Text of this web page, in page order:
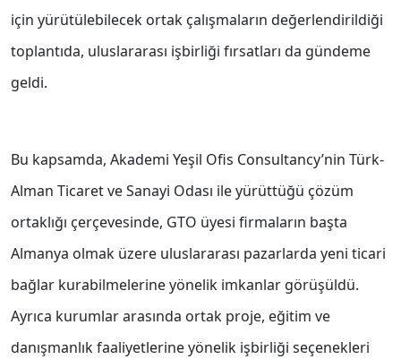
için yürütülebilecek ortak çalışmaların değerlendirildiği
toplantıda, uluslararası işbirliği fırsatları da gündeme
geldi.
Bu kapsamda, Akademi Yeşil Ofis Consultancy’nin Türk-
Alman Ticaret ve Sanayi Odası ile yürüttüğü çözüm
ortaklığı çerçevesinde, GTO üyesi firmaların başta
Almanya olmak üzere uluslararası pazarlarda yeni ticari
bağlar kurabilmelerine yönelik imkanlar görüşüldü.
Ayrıca kurumlar arasında ortak proje, eğitim ve
danışmanlık faaliyetlerine yönelik işbirliği seçenekleri